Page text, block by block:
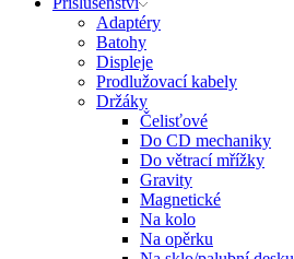
Adaptéry
Batohy
Displeje
Prodlužovací kabely
Držáky
Čelisťové
Do CD mechaniky
Do větrací mřížky
Gravity
Magnetické
Na kolo
Na opěrku